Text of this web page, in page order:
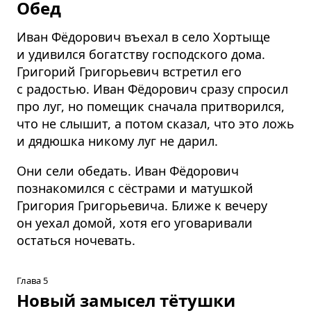
Обед
Иван Фёдорович въехал в село Хортыще
и удивился богатству господского дома.
Григорий Григорьевич встретил его
с радостью. Иван Фёдорович сразу спросил
про луг, но помещик сначала притворился,
что не слышит, а потом сказал, что это ложь
и дядюшка никому луг не дарил.
Они сели обедать. Иван Фёдорович
познакомился с сёстрами и матушкой
Григория Григорьевича. Ближе к вечеру
он уехал домой, хотя его уговаривали
остаться ночевать.
Глава 5
Новый замысел тётушки